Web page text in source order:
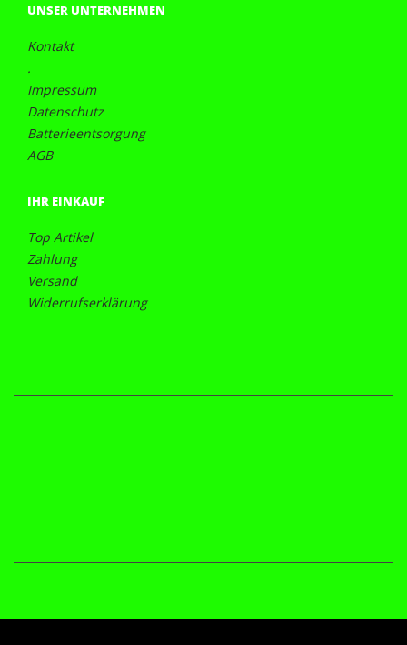
UNSER UNTERNEHMEN
Kontakt
.
Impressum
Datenschutz
Batterieentsorgung
AGB
IHR EINKAUF
Top Artikel
Zahlung
Versand
Widerrufserklärung